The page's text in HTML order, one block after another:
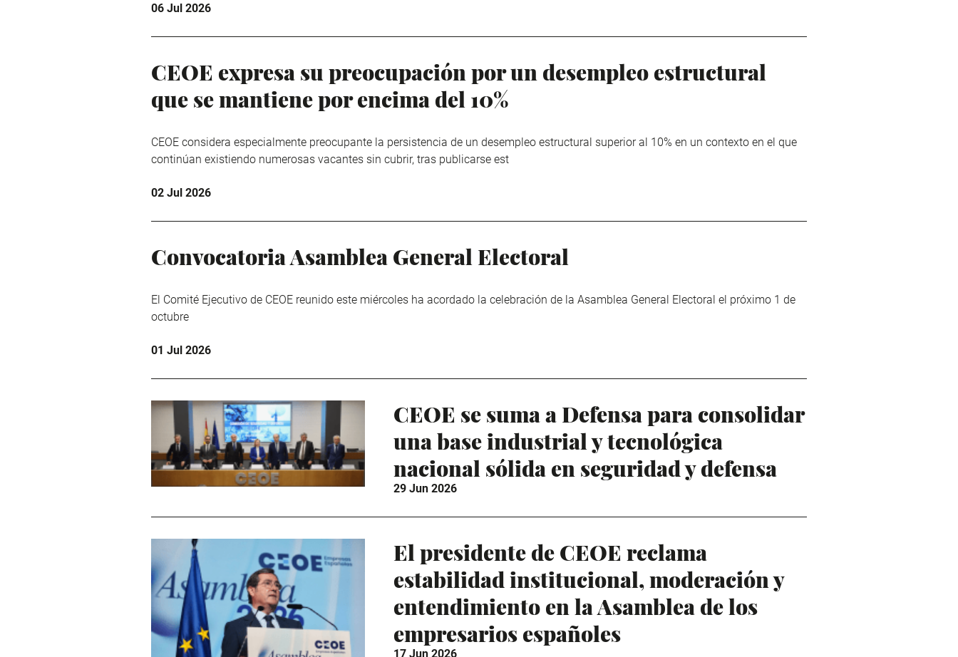
06 Jul 2026
CEOE expresa su preocupación por un desempleo estructural
que se mantiene por encima del 10%
CEOE considera especialmente preocupante la persistencia de un desempleo estructural superior al 10% en un contexto en el que
continúan existiendo numerosas vacantes sin cubrir, tras publicarse est
02 Jul 2026
Convocatoria Asamblea General Electoral
El Comité Ejecutivo de CEOE reunido este miércoles ha acordado la celebración de la Asamblea General Electoral el próximo 1 de
octubre
01 Jul 2026
CEOE se suma a Defensa para consolidar
una base industrial y tecnológica
nacional sólida en seguridad y defensa
29 Jun 2026
El presidente de CEOE reclama
estabilidad institucional, moderación y
entendimiento en la Asamblea de los
empresarios españoles
17 Jun 2026